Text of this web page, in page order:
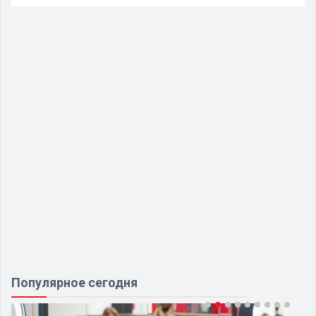
Популярное сегодня